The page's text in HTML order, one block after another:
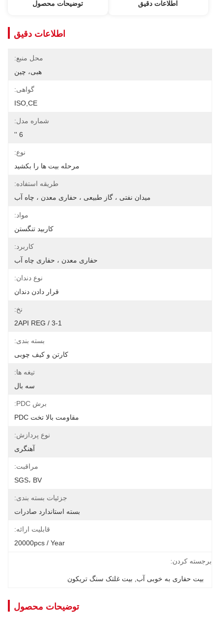
اطلاعات دقیق توضیحات محصول
اطلاعات دقیق
محل منبع:
هبی، چین
گواهی:
ISO,CE
شماره مدل:
نوع:
مرحله بیت ها را بکشید
طریقه استفاده:
میدان نفتی ، گاز طبیعی ، حفاری معدن ، چاه آب
مواد:
کاربید تنگستن
کاربرد:
حفاری معدن ، حفاری چاه آب
نوع دندان:
قرار دادن دندان
نخ:
3-1 / 2API REG
بسته بندی:
کارتن و کیف چوبی
تیغه ها:
سه بال
برش PDC:
مقاومت بالا تخت PDC
نوع پردازش:
آهنگری
مراقبت:
SGS، BV
جزئیات بسته بندی:
بسته استاندارد صادرات
قابلیت ارائه:
20000pcs / Year
برجسته کردن:
بیت حفاری به خوبی آب, بیت غلتک سنگ تریکون
توضیحات محصول